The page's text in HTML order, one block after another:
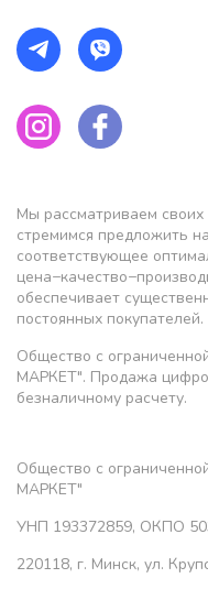
Мы рассматриваем своих
стремимся предложить
соответствующее
обеспечивает
постоянных покупателей.
Общество с
МАРКЕТ". Продажа
безналичному расчету.
Общество с
МАРКЕТ"
УНП 193372859, ОКПО
220118, г. Минск, ул.